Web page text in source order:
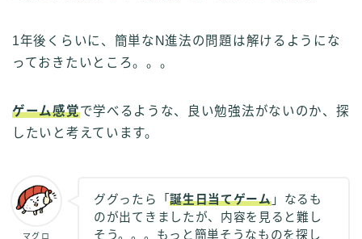
1年後くらいに、簡単なN進法の問題は解けるようにな
っておきたいところ。。。
ゲーム感覚で学べるような、良い勉強法がないのか、探
したいと考えています。
マグロ
ググったら「誕生日当てゲーム」なるも
のが出てきましたが、内容を見ると難し
そう。。。もっと簡単そうなものを探し